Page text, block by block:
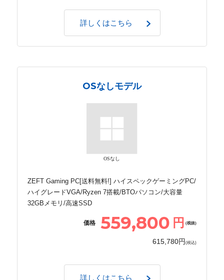
詳しくはこちら
OSなしモデル
OSなし
ZEFT Gaming PC[送料無料!] ハイスペックゲーミングPC/
ハイグレードVGA/Ryzen 7搭載/BTOパソコン/大容量
32GBメモリ/高速SSD
価格 559,800 円 (税抜)
615,780円 (税込)
詳しくはこちら